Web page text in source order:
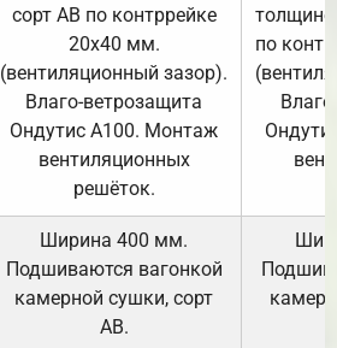
сорт АВ по контррейке
20х40 мм.
(вентиляционный зазор).
Влаго-ветрозащита
Ондутис А100. Монтаж
вентиляционных
решёток.
по
Ширина 400 мм.
Подшиваются вагонкой
камерной сушки, сорт
АВ.